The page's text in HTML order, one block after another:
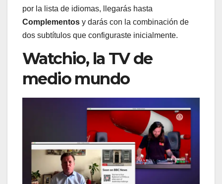
por la lista de idiomas, llegarás hasta
Complementos y darás con la combinación de
dos subtítulos que configuraste inicialmente.
Watchio, la TV de
medio mundo